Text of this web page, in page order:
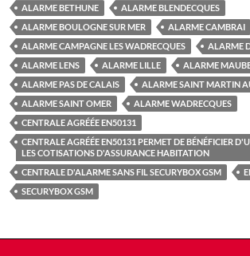
ALARME BETHUNE
ALARME BLENDECQUES
ALARME BOULOGNE SUR MER
ALARME CAMBRAI
ALARME CAMPAGNE LES WADRECQUES
ALARME
ALARME LENS
ALARME LILLE
ALARME
ALARME PAS DE CALAIS
ALARME SAINT MARTIN
ALARME SAINT OMER
ALARME WADRECQUES
CENTRALE AGRÉÉE EN50131
CENTRALE AGRÉÉE EN50131 PERMET DE BÉNÉFICIER
LES COTISATIONS D'ASSURANCE HABITATION
CENTRALE D'ALARME SANS FIL SECURYBOX GSM
SECURYBOX GSM